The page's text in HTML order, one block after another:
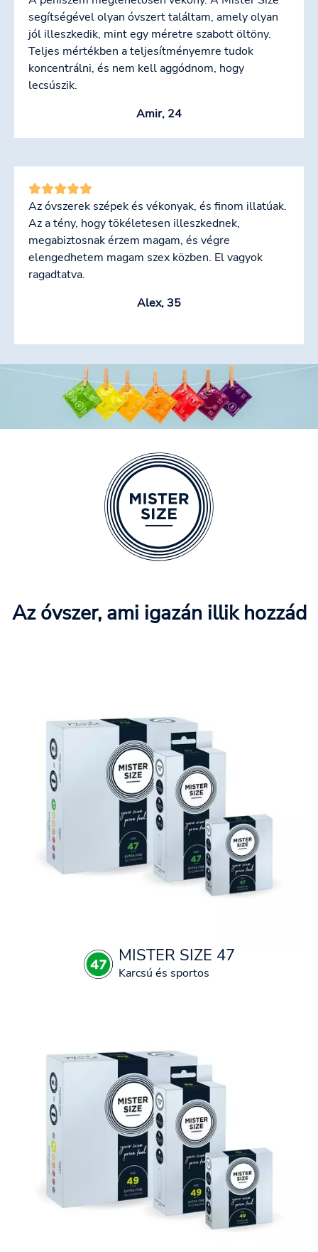
segítségével olyan óvszert találtam, amely olyan
jól illeszkedik, mint egy méretre szabott öltöny.
Teljes mértékben a teljesítményemre tudok
koncentrálni, és nem kell aggódnom, hogy
lecsúszik.
Amir, 24
Az óvszerek szépek és vékonyak, és finom illatúak.
Az a tény, hogy tökéletesen illeszkednek,
megabiztosnak érzem magam, és végre
elengedhetem magam szex közben. El vagyok
ragadtatva.
Alex, 35
Az óvszer, ami igazán illik hozzád
MISTER SIZE 47
Karcsú és sportos